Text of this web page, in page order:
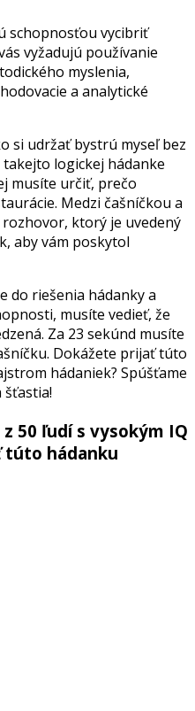
schopnosťou vycibriť
vyžadujú používanie
myslenia,
a analytické
si udržať bystrú myseľ bez
logickej hádanke
musíte určiť, prečo
Medzi čašníčkou a
ktorý je uvedený
aby vám poskytol
do riešenia hádanky a
musíte vedieť, že
Za 23 sekúnd musíte
Dokážete prijať túto
hádaniek? Spúšťame
šťastia!
50 ľudí s vysokým IQ
túto hádanku